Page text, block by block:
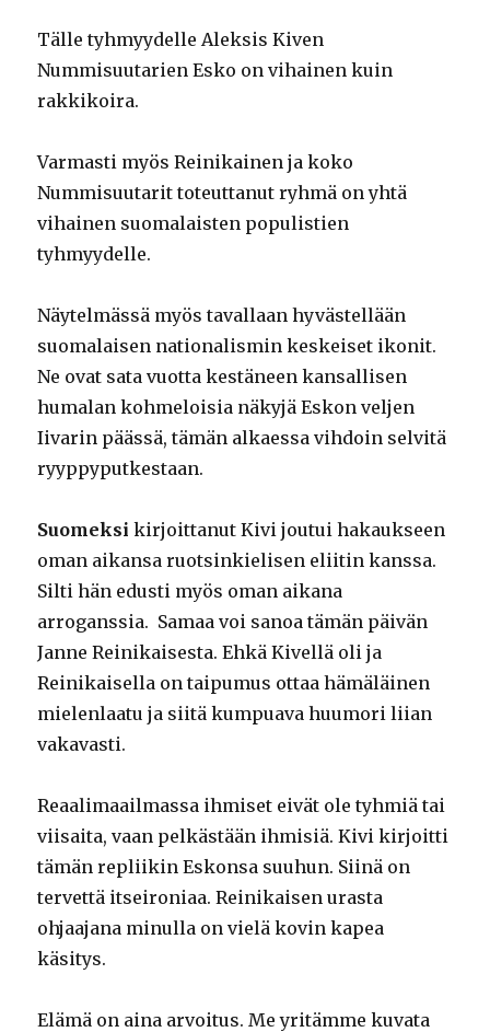
Tälle tyhmyydelle Aleksis Kiven
Nummisuutarien Esko on vihainen kuin
rakkikoira.
Varmasti myös Reinikainen ja koko
Nummisuutarit toteuttanut ryhmä on yhtä
vihainen suomalaisten populistien
tyhmyydelle.
Näytelmässä myös tavallaan hyvästellään
suomalaisen nationalismin keskeiset ikonit.
Ne ovat sata vuotta kestäneen kansallisen
humalan kohmeloisia näkyjä Eskon veljen
Iivarin päässä, tämän alkaessa vihdoin selvitä
ryyppyputkestaan.
Suomeksi kirjoittanut Kivi joutui hakaukseen
oman aikansa ruotsinkielisen eliitin kanssa.
Silti hän edusti myös oman aikana
arroganssia. Samaa voi sanoa tämän päivän
Janne Reinikaisesta. Ehkä Kivellä oli ja
Reinikaisella on taipumus ottaa hämäläinen
mielenlaatu ja siitä kumpuava huumori liian
vakavasti.
Reaalimaailmassa ihmiset eivät ole tyhmiä tai
viisaita, vaan pelkästään ihmisiä. Kivi kirjoitti
tämän repliikin Eskonsa suuhun. Siinä on
tervettä itseironiaa. Reinikaisen urasta
ohjaajana minulla on vielä kovin kapea
käsitys.
Elämä on aina arvoitus. Me yritämme kuvata